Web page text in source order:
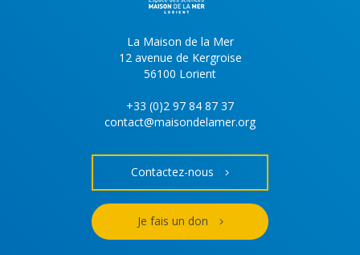
La Maison de la Mer
12 avenue de Kergroise
56100 Lorient
+33 (0)2 97 84 87 37
contact@maisondelamer.org
Contactez-nous
Je fais un don